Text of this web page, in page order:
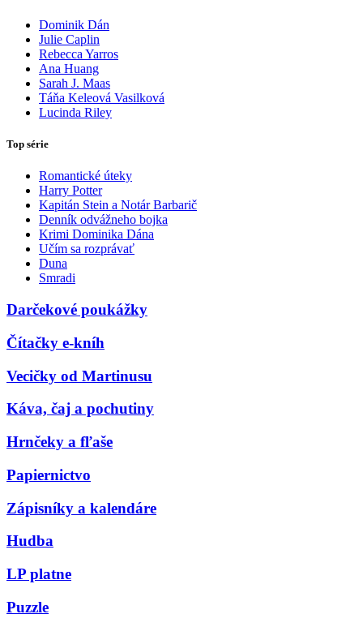
Dominik Dán
Julie Caplin
Rebecca Yarros
Ana Huang
Sarah J. Maas
Táňa Keleová Vasilková
Lucinda Riley
Top série
Romantické úteky
Harry Potter
Kapitán Stein a Notár Barbarič
Denník odvážneho bojka
Krimi Dominika Dána
Učím sa rozprávať
Duna
Smradi
Darčekové poukážky
Čítačky e-kníh
Vecičky od Martinusu
Káva, čaj a pochutiny
Hrnčeky a fľaše
Papiernictvo
Zápisníky a kalendáre
Hudba
LP platne
Puzzle